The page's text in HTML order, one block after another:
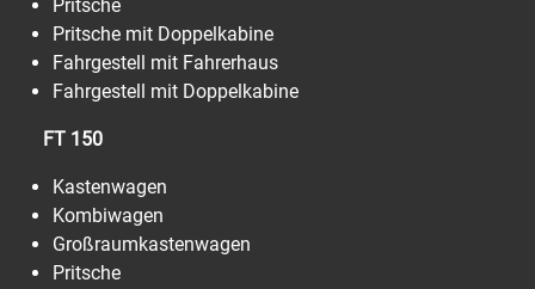
Pritsche
Pritsche mit Doppelkabine
Fahrgestell mit Fahrerhaus
Fahrgestell mit Doppelkabine
FT 150
Kastenwagen
Kombiwagen
Großraumkastenwagen
Pritsche